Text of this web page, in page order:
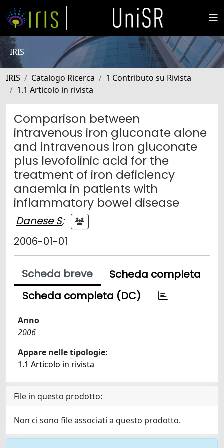
IRIS
IRIS Catalogo Ricerca
1 Contributo su Rivista
1.1 Articolo in rivista
Comparison between
intravenous iron gluconate alone
and intravenous iron gluconate
plus levofolinic acid for the
treatment of iron deficiency
anaemia in patients with
inflammatory bowel disease
Danese S;
2006-01-01
Scheda breve
Scheda completa
Scheda completa (DC)
Anno
2006
Appare nelle tipologie:
1.1 Articolo in rivista
File in questo prodotto:
Non ci sono file associati a questo prodotto.